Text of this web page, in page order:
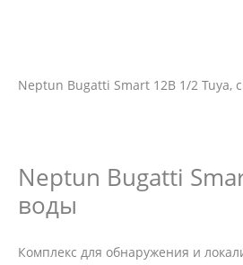
Neptun Bugatti Smart 12В 1/2 Tuya,
Neptun Bugatti
воды
Комплекс для обнаружения и